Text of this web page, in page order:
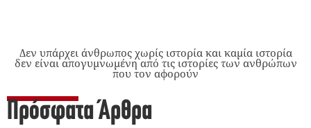
Δεν υπάρχει άνθρωπος χωρίς ιστορία και καμία ιστορία
δεν είναι απογυμνωμένη από τις ιστορίες των ανθρώπων
που τον αφορούν
Πρόσφατα Άρθρα